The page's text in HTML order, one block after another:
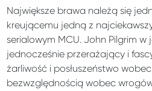
Największe brawa należą się
kreującemu jedną z
serialowym MCU. John Pilgrim
jednocześnie przerażający i
żarliwość i posłuszeństwo
bezwzględnością wobec